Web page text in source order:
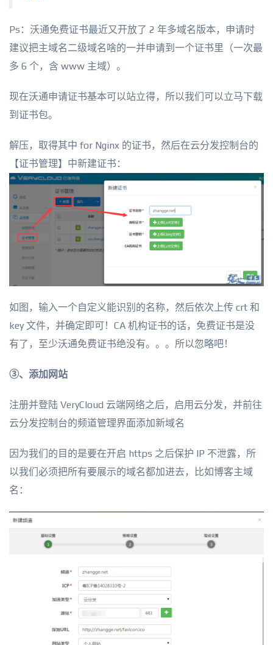
Ps：沃通免费证书最近又开放了 2 年多域名版本，申请时
建议把主域名二级域名啥的一并申请到一个证书里（一次最
多 6 个，含 www 主域）。
现在沃通申请证书基本可以站立得，所以我们可以立马下载
到证书包。
解压，取得其中 for Nginx 的证书，然后在云分发控制台的
【证书管理】中新建证书：
如图，输入一个自定义能识别的名称，然后依次上传 crt 和
key 文件，并确定即可！CA 机构证书的话，免费证书是没
有了，至少沃通免费证书绝没有。。。所以忽略吧！
③、添加网站
注册并登陆 VeryCloud 云端网络之后，启用云分发，并前往
云分发控制台的频道管理界面添加新域名
因为我们的目的是要在开启 https 之后保护 IP 不泄露，所
以我们必须把所有要展示的域名都加进去，比如博客主域
名：